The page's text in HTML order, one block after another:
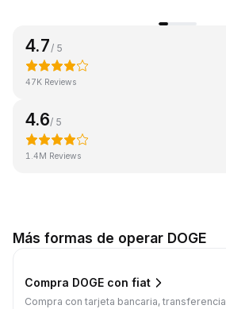
4.7 / 5
47K Reviews
4.6/ 5
1.4M Reviews
Más formas de operar DOGE
Compra DOGE con fiat
Compra con tarjeta bancaria, transferencia